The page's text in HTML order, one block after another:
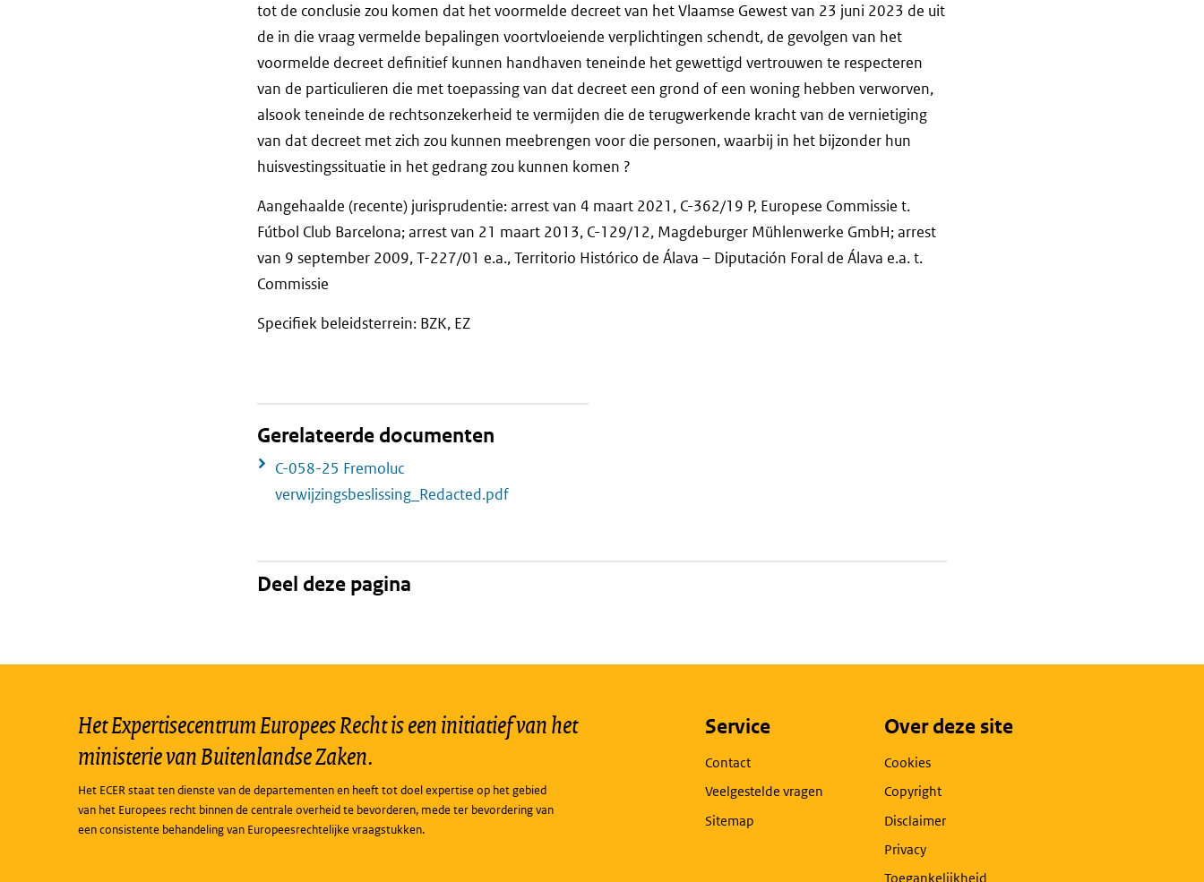
tot de conclusie zou komen dat het voormelde decreet van het Vlaamse Gewest van 23 juni 2023 de uit
de in die vraag vermelde bepalingen voortvloeiende verplichtingen schendt, de gevolgen van het
voormelde decreet definitief kunnen handhaven teneinde het gewettigd vertrouwen te respecteren
van de particulieren die met toepassing van dat decreet een grond of een woning hebben verworven,
alsook teneinde de rechtsonzekerheid te vermijden die de terugwerkende kracht van de vernietiging
van dat decreet met zich zou kunnen meebrengen voor die personen, waarbij in het bijzonder hun
huisvestingssituatie in het gedrang zou kunnen komen ?
Aangehaalde (recente) jurisprudentie: arrest van 4 maart 2021, C-362/19 P, Europese Commissie t.
Fútbol Club Barcelona; arrest van 21 maart 2013, C-129/12, Magdeburger Mühlenwerke GmbH; arrest
van 9 september 2009, T-227/01 e.a., Territorio Histórico de Álava – Diputación Foral de Álava e.a. t.
Commissie
Specifiek beleidsterrein: BZK, EZ
Gerelateerde documenten
C-058-25 Fremoluc
verwijzingsbeslissing_Redacted.pdf
Deel deze pagina
Het Expertisecentrum Europees Recht is een initiatief van het
ministerie van Buitenlandse Zaken.
Het ECER staat ten dienste van de departementen en heeft tot doel expertise op het gebied
van het Europees recht binnen de centrale overheid te bevorderen, mede ter bevordering van
een consistente behandeling van Europeesrechtelijke vraagstukken.
Service
Contact
Veelgestelde vragen
Sitemap
Over deze site
Cookies
Copyright
Disclaimer
Privacy
Toegankelijkheid